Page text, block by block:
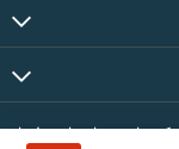
برای رادیو فردا